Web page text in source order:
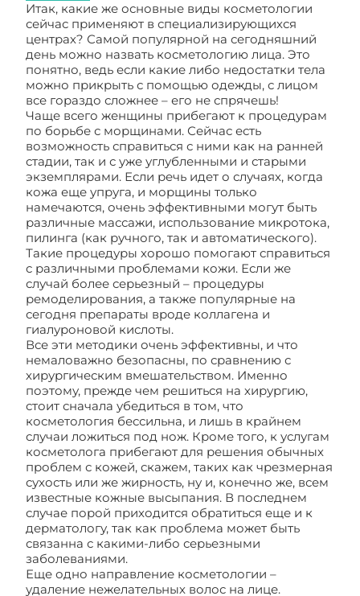
Итак, какие же основные виды косметологии
сейчас применяют в специализирующихся
центрах? Самой популярной на сегодняшний
день можно назвать косметологию лица. Это
понятно, ведь если какие либо недостатки тела
можно прикрыть с помощью одежды, с лицом
все гораздо сложнее – его не спрячешь!
Чаще всего женщины прибегают к процедурам
по борьбе с морщинами. Сейчас есть
возможность справиться с ними как на ранней
стадии, так и с уже углубленными и старыми
экземплярами. Если речь идет о случаях, когда
кожа еще упруга, и морщины только
намечаются, очень эффективными могут быть
различные массажи, использование микротока,
пилинга (как ручного, так и автоматического).
Такие процедуры хорошо помогают справиться
с различными проблемами кожи. Если же
случай более серьезный – процедуры
ремоделирования, а также популярные на
сегодня препараты вроде коллагена и
гиалуроновой кислоты.
Все эти методики очень эффективны, и что
немаловажно безопасны, по сравнению с
хирургическим вмешательством. Именно
поэтому, прежде чем решиться на хирургию,
стоит сначала убедиться в том, что
косметология бессильна, и лишь в крайнем
случаи ложиться под нож. Кроме того, к услугам
косметолога прибегают для решения обычных
проблем с кожей, скажем, таких как чрезмерная
сухость или же жирность, ну и, конечно же, всем
известные кожные высыпания. В последнем
случае порой приходится обратиться еще и к
дерматологу, так как проблема может быть
связанна с какими-либо серьезными
заболеваниями.
Еще одно направление косметологии –
удаление нежелательных волос на лице.